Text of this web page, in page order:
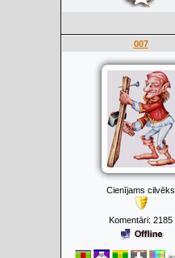
007
Cienījams cilvēks
Komentāri: 2185